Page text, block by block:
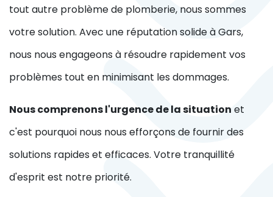
tout autre problème de plomberie, nous sommes
votre solution. Avec une réputation solide à Gars,
nous nous engageons à résoudre rapidement vos
problèmes tout en minimisant les dommages.
Nous comprenons l'urgence de la situation et
c'est pourquoi nous nous efforçons de fournir des
solutions rapides et efficaces. Votre tranquillité
d'esprit est notre priorité.